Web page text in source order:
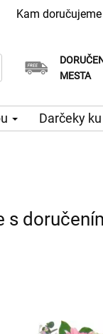
Kam
MESTA
Darčeky
s